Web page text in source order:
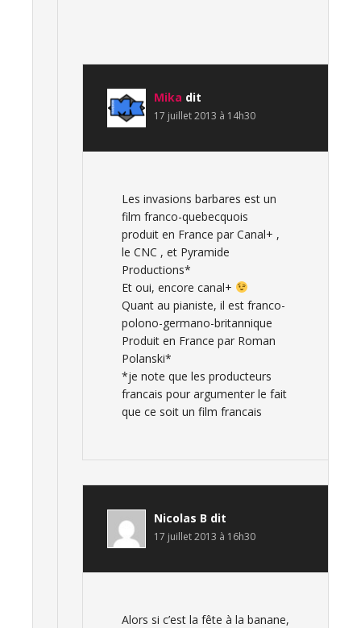
Mika dit
17 juillet 2013 à 14h30
Les invasions barbares est un
film franco-quebecquois
produit en France par Canal+ ,
le CNC , et Pyramide
Productions*
Et oui, encore canal+
Quant au pianiste, il est franco-
polono-germano-britannique
Produit en France par Roman
Polanski*
*je note que les producteurs
francais pour argumenter le fait
que ce soit un film francais
Nicolas B dit
17 juillet 2013 à 16h30
Alors si c’est la fête à la banane,